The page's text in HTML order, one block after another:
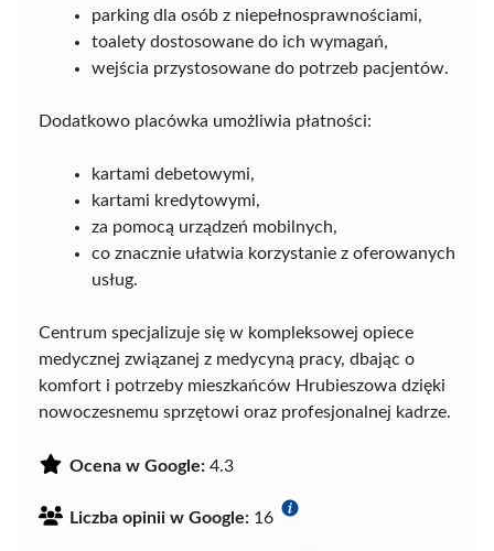
parking dla osób z niepełnosprawnościami,
toalety dostosowane do ich wymagań,
wejścia przystosowane do potrzeb pacjentów.
Dodatkowo placówka umożliwia płatności:
kartami debetowymi,
kartami kredytowymi,
za pomocą urządzeń mobilnych,
co znacznie ułatwia korzystanie z oferowanych
usług.
Centrum specjalizuje się w kompleksowej opiece
medycznej związanej z medycyną pracy, dbając o
komfort i potrzeby mieszkańców Hrubieszowa dzięki
nowoczesnemu sprzętowi oraz profesjonalnej kadrze.
Ocena w Google: 4.3
Liczba opinii w Google: 16